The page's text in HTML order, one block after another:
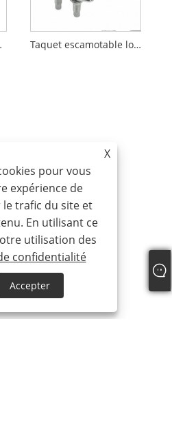
316L Taquet escamotable lourd marin en acier inoxydable 316
X
pour vous
expérience de
trafic du site et
En utilisant ce
utilisation des
confidentialité
Accepter